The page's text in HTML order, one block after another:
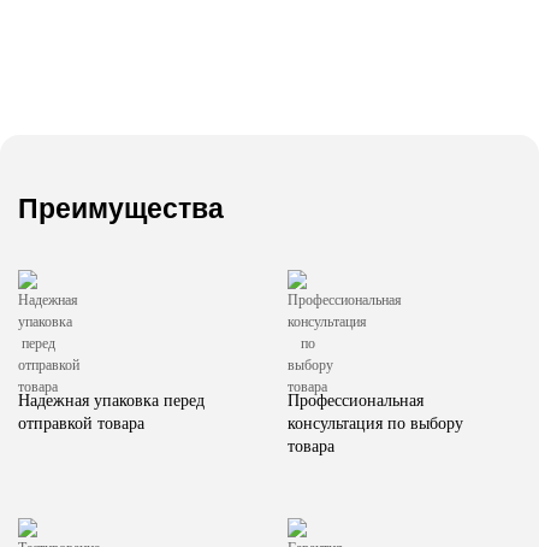
Преимущества
Надежная упаковка перед
отправкой товара
Профессиональная
консультация по выбору
товара